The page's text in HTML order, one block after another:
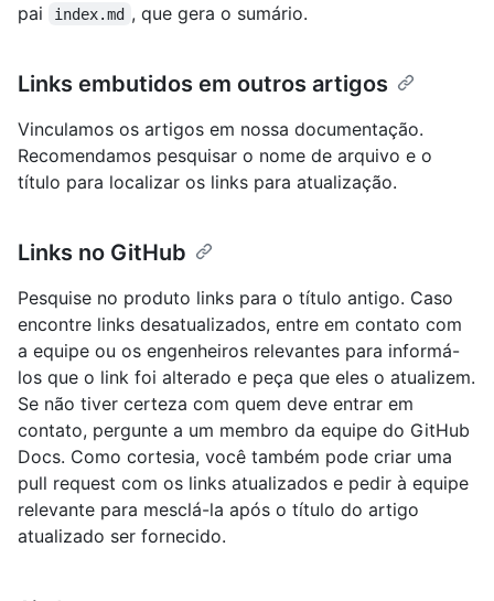
pai
index.md , que gera o sumário.
Links embutidos em outros artigos
Vinculamos os artigos em nossa documentação.
Recomendamos pesquisar o nome de arquivo e o
título para localizar os links para atualização.
Links no GitHub
Pesquise no produto links para o título antigo. Caso
encontre links desatualizados, entre em contato com
a equipe ou os engenheiros relevantes para informá-
los que o link foi alterado e peça que eles o atualizem.
Se não tiver certeza com quem deve entrar em
contato, pergunte a um membro da equipe do GitHub
Docs. Como cortesia, você também pode criar uma
pull request com os links atualizados e pedir à equipe
relevante para mesclá-la após o título do artigo
atualizado ser fornecido.